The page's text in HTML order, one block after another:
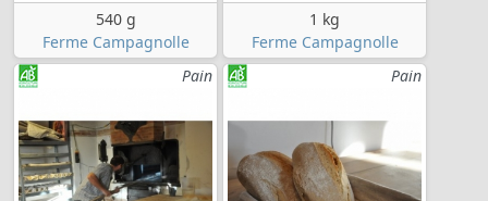
540 g
Ferme Campagnolle
1 kg
Ferme Campagnolle
Pain
Pain